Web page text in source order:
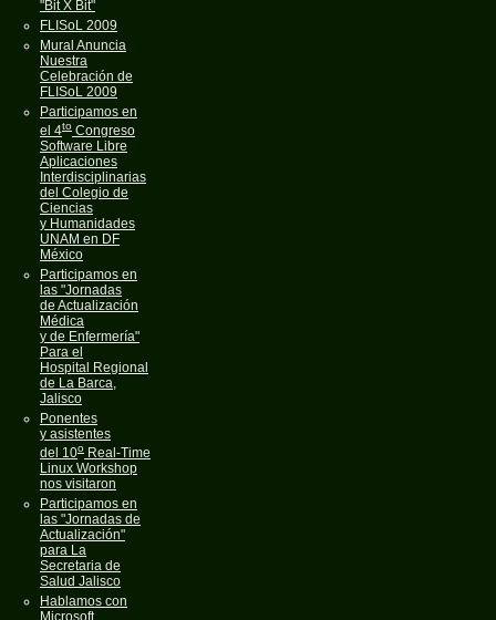
"Bit X Bit"
FLISoL 2009
Mural Anuncia
Nuestra
Celebración de
FLISoL 2009
Participamos en
el 4to Congreso
Software Libre
Aplicaciones
Interdisciplinarias
del Colegio de
Ciencias
y Humanidades
UNAM en DF
México
Participamos en
las "Jornadas
de Actualización
Médica
y de Enfermería"
Para el
Hospital Regional
de La Barca,
Jalisco
Ponentes
y asistentes
del 10o Real-Time
Linux Workshop
nos visitaron
Participamos en
las "Jornadas de
Actualización"
para La
Secretaria de
Salud Jalisco
Hablamos con
Microsoft